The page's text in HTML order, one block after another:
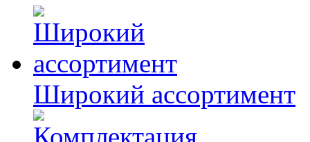
Широкий ассортимент